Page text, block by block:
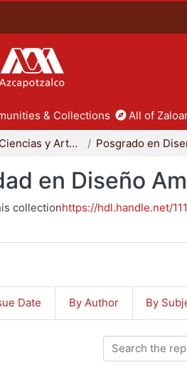
& Collections All of
División de Ciencias y Artes para el Diseño Posgrado en
en Diseño
collectionhttps://hdl.handle.net/
Date By Author By